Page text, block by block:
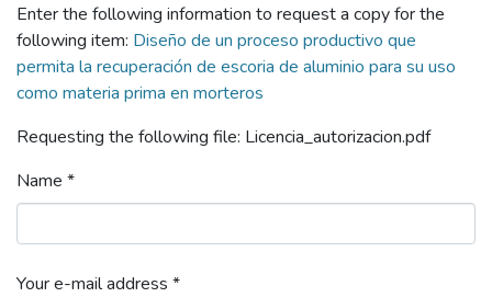
Enter the following information to request a copy for the
following item: Diseño de un proceso productivo que
permita la recuperación de escoria de aluminio para su uso
como materia prima en morteros
Requesting the following file: Licencia_autorizacion.pdf
Name *
Your e-mail address *